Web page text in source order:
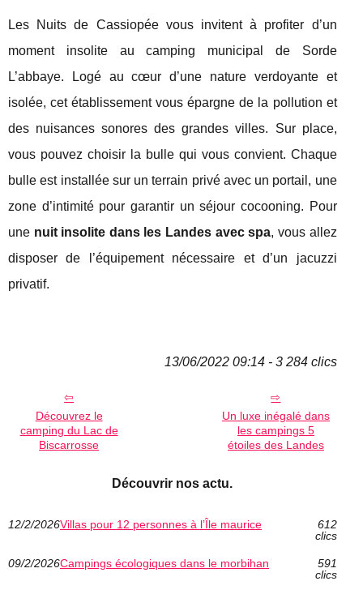
Les Nuits de Cassiopée vous invitent à profiter d’un
moment insolite au camping municipal de Sorde
L’abbaye. Logé au cœur d’une nature verdoyante et
isolée, cet établissement vous épargne de la pollution et
des nuisances sonores des grandes villes. Sur place,
vous pouvez choisir la bulle qui vous convient. Chaque
bulle est installée sur un terrain privé avec un portail, une
zone d’intimité pour garantir un séjour cocooning. Pour
une nuit insolite dans les Landes avec spa, vous allez
disposer de l’équipement nécessaire et d’un jacuzzi
privatif.
13/06/2022 09:14 - 3 284 clics
Découvrez le
camping du Lac de
Biscarrosse
Un luxe inégalé dans
les campings 5
étoiles des Landes
Découvrir nos actu.
12/2/2026Villas pour 12 personnes à l’Île maurice
612
clics
09/2/2026Campings écologiques dans le morbihan
591
clics